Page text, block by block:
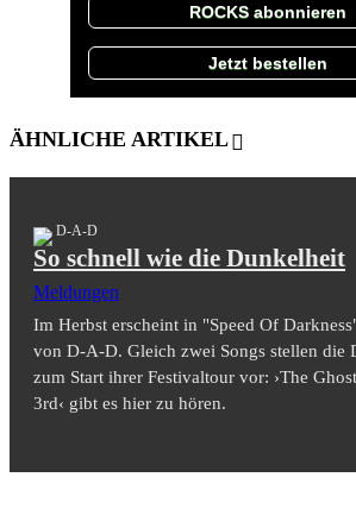
ROCKS abonnieren
Jetzt bestellen
ÄHNLICHE ARTIKEL
D-A-D
So schnell wie die Dunkelheit
Meldungen
Im Herbst erscheint in "Speed Of
von D-A-D. Gleich zwei Songs stellen die
zum Start ihrer Festivaltour vor: ›The
3rd‹ gibt es hier zu hören.